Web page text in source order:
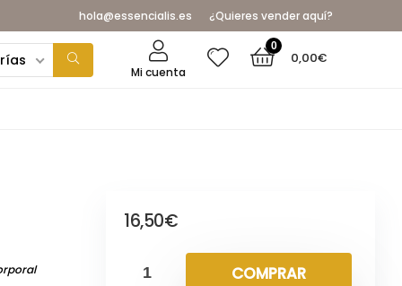
hola@essencialis.es ¿Quieres vender aquí?
Mi cuenta
0
0,00€
16,50€
COMPRAR